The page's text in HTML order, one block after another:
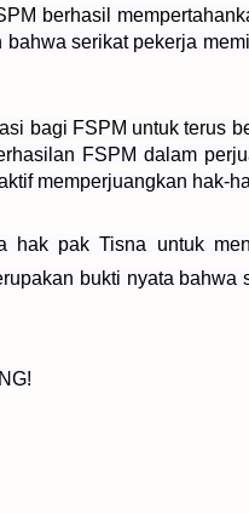
berhasil
serikat pekerja
bagi FSPM untuk terus
FSPM dalam
memperjuangkan hak-
hak pak Tisna untuk
bukti nyata